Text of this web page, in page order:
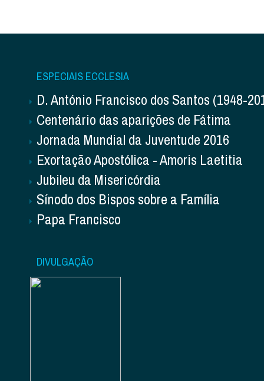
ESPECIAIS ECCLESIA
D. António Francisco dos Santos (1948-
Centenário das aparições de Fátima
Jornada Mundial da Juventude 2016
Exortação Apostólica - Amoris Laetitia
Jubileu da Misericórdia
Sínodo dos Bispos sobre a Família
Papa Francisco
DIVULGAÇÃO